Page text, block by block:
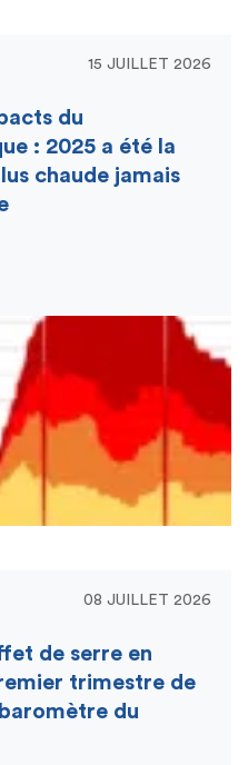
15 JUILLET 2026
du
: 2025 a été la
chaude jamais
08 JUILLET 2026
de serre en
trimestre de
baromètre du